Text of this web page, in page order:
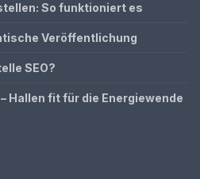
So funktioniert es
Veröffentlichung
SEO?
Hallen fit für die Energiewende